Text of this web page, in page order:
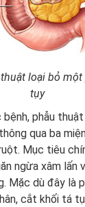
loại bỏ
tụy
phẫu
qua ba
Mục tiêu
ngừa xâm lấn
Mặc dù đây là
cắt khối tá